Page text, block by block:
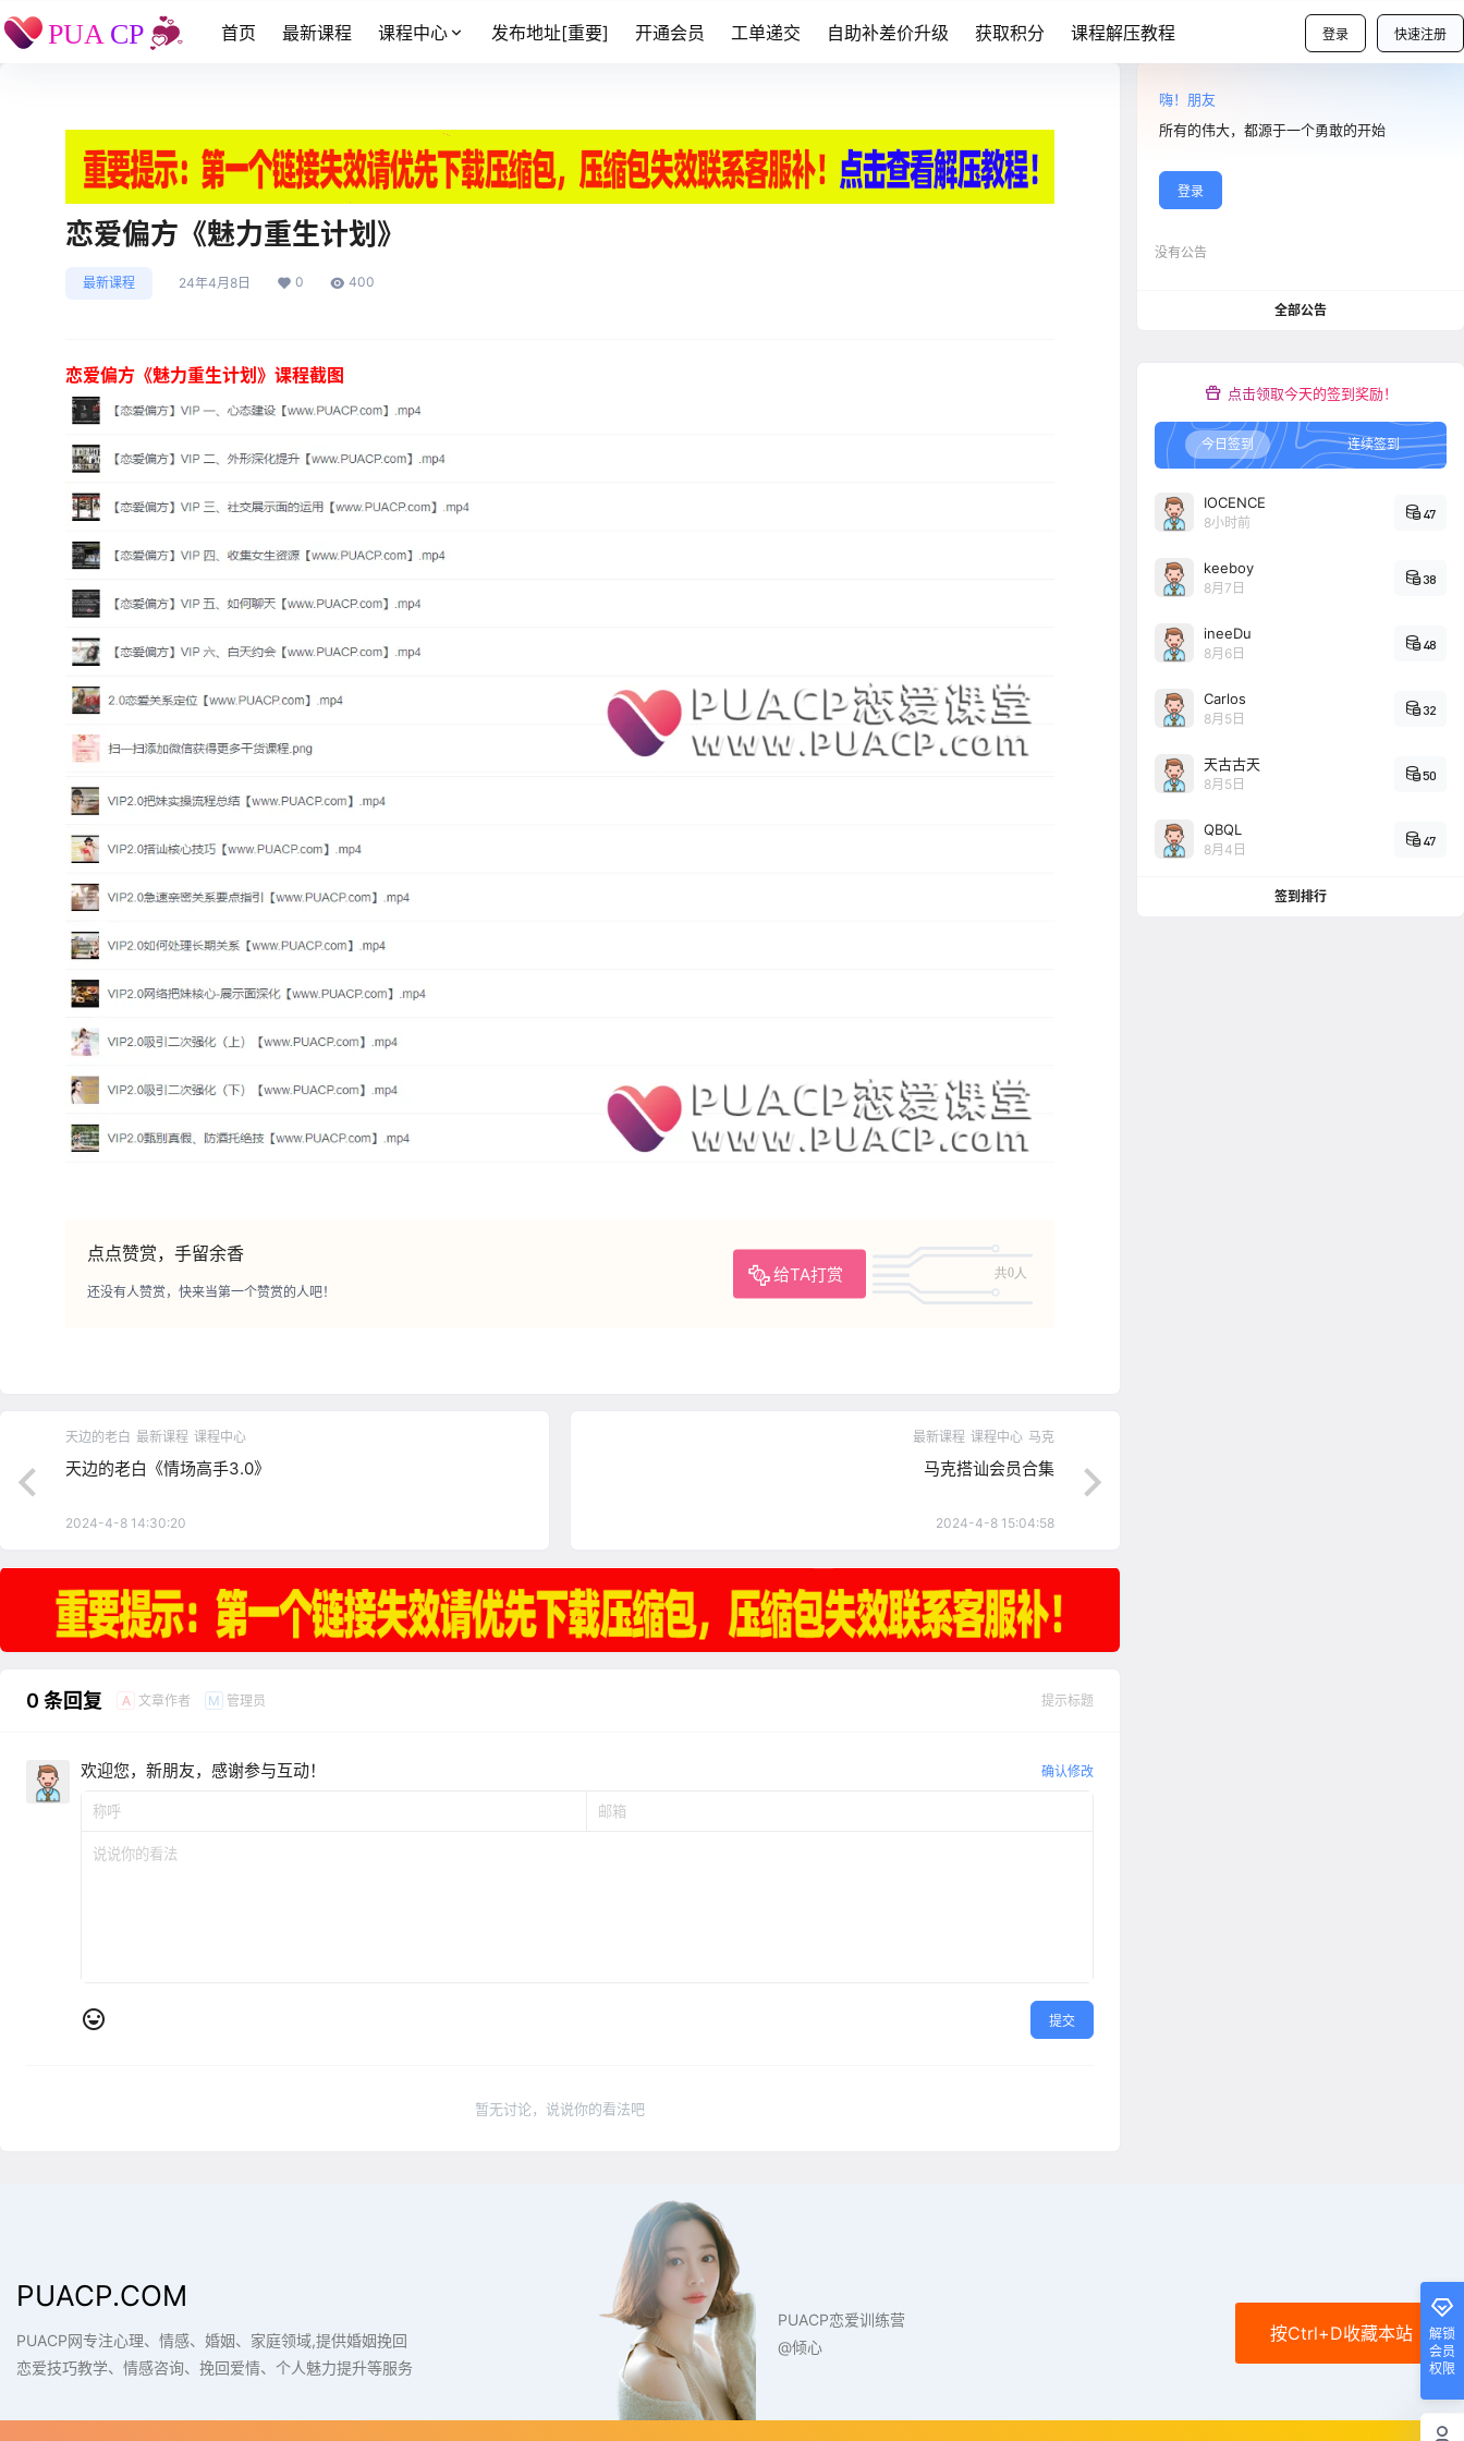
登录 快速注册
首页 最新课程 课程中心 发布地址[重要] 开通会员 工单递交 自助补差价升级 获取积分 课程解压教程
恋爱偏方《魅力重生计划》
最新课程 24年4月8日 0 400
恋爱偏方《魅力重生计划》课程截图
点点赞赏，手留余香
给TA打赏 共0人
还没有人赞赏，快来当第一个赞赏的人吧！
天边的老白 最新课程 课程中心
天边的老白《情场高手3.0》
2024-4-8 14:30:20
最新课程 课程中心 马克
马克搭讪会员合集
2024-4-8 15:04:58
0 条回复 A 文章作者 M 管理员 提示标题
欢迎您，新朋友，感谢参与互动！ 确认修改
提交
暂无讨论，说说你的看法吧
嗨！朋友
所有的伟大，都源于一个勇敢的开始
登录
没有公告
全部公告
点击领取今天的签到奖励！
今日签到 连续签到
IOCENCE
8小时前
47
keeboy
8月7日
38
ineeDu
8月6日
48
Carlos
8月5日
32
天古古天
8月5日
50
QBQL
8月4日
47
签到排行
解锁
会员
权限
PUACP.COM
PUACP网专注心理、情感、婚姻、家庭领域,提供婚姻挽回
恋爱技巧教学、情感咨询、挽回爱情、个人魅力提升等服务
按Ctrl+D收藏本站
PUACP恋爱训练营
@倾心